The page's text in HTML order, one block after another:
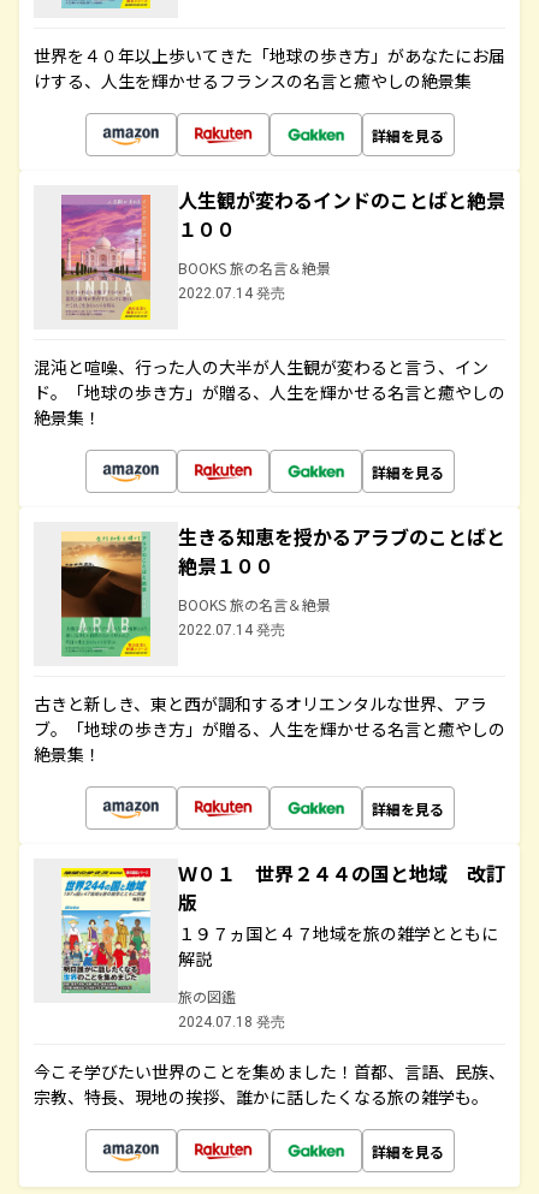
世界を４０年以上歩いてきた「地球の歩き方」があなたにお届
けする、人生を輝かせるフランスの名言と癒やしの絶景集
詳細を見る
人生観が変わるインドのことばと絶景
１００
BOOKS 旅の名言＆絶景
2022.07.14 発売
混沌と喧噪、行った人の大半が人生観が変わると言う、イン
ド。「地球の歩き方」が贈る、人生を輝かせる名言と癒やしの
絶景集！
詳細を見る
生きる知恵を授かるアラブのことばと
絶景１００
BOOKS 旅の名言＆絶景
2022.07.14 発売
古きと新しき、東と西が調和するオリエンタルな世界、アラ
ブ。「地球の歩き方」が贈る、人生を輝かせる名言と癒やしの
絶景集！
詳細を見る
Ｗ０１ 世界２４４の国と地域 改訂
版
１９７ヵ国と４７地域を旅の雑学とともに
解説
旅の図鑑
2024.07.18 発売
今こそ学びたい世界のことを集めました！首都、言語、民族、
宗教、特長、現地の挨拶、誰かに話したくなる旅の雑学も。
詳細を見る